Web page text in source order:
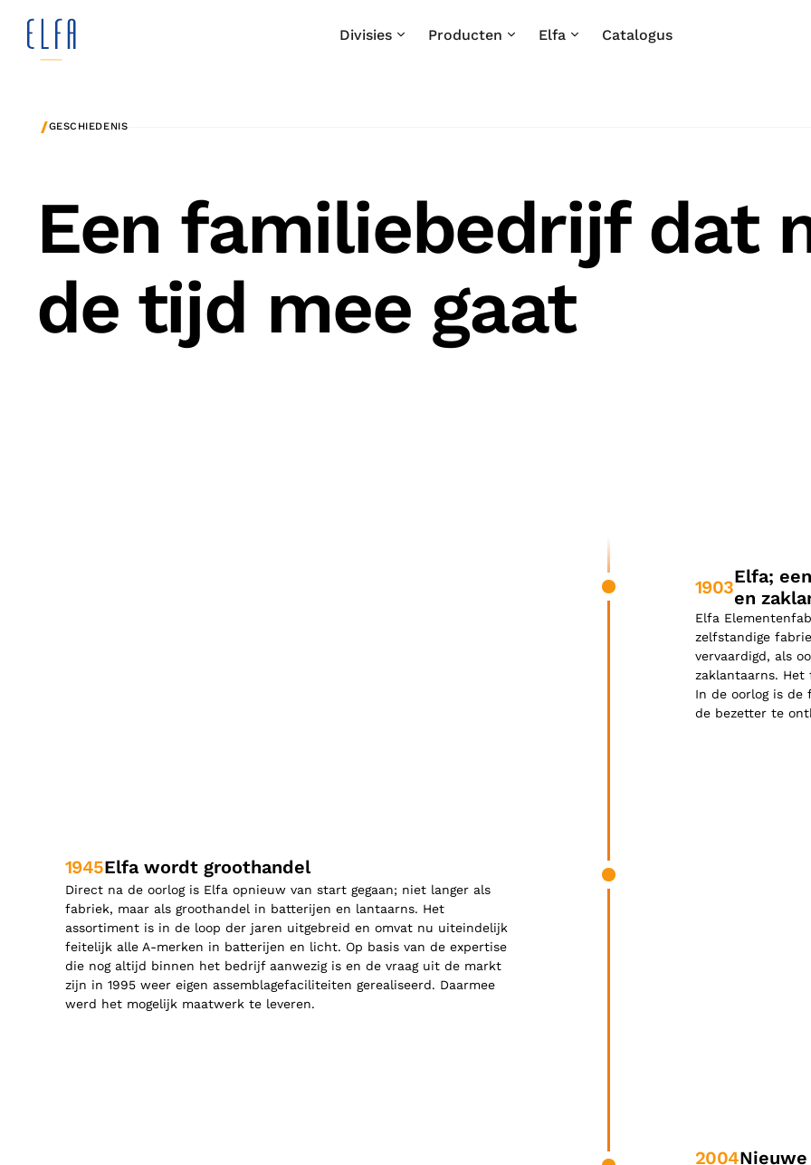
Divisies Producten Elfa Catalogus
/GESCHIEDENIS
Een familiebedrijf dat
de tijd mee gaat
1903Elfa;
en
Elfa
zelfstandige
vervaardigd, als
zaklantaarns. Het
In de oorlog is de
de bezetter te
1945Elfa wordt groothandel
Direct na de oorlog is Elfa opnieuw van start gegaan; niet langer als
fabriek, maar als groothandel in batterijen en lantaarns. Het
assortiment is in de loop der jaren uitgebreid en omvat nu uiteindelijk
feitelijk alle A-merken in batterijen en licht. Op basis van de expertise
die nog altijd binnen het bedrijf aanwezig is en de vraag uit de markt
zijn in 1995 weer eigen assemblagefaciliteiten gerealiseerd. Daarmee
werd het mogelijk maatwerk te leveren.
James was here
2004